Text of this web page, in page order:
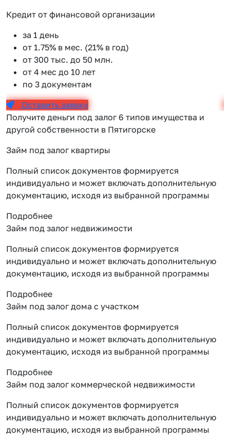
Кредит от финансовой организации
за 1 день
от 1.75% в мес. (21% в год)
от 300 тыс. до 50 млн.
от 4 мес до 10 лет
по 3 документам
Оставить заявку
Получите деньги под залог 6 типов имущества и
другой собственности в Пятигорске
Займ под залог квартиры
Полный список документов формируется
индивидуально и может включать дополнительную
документацию, исходя из выбранной программы
Подробнее
Займ под залог недвижимости
Полный список документов формируется
индивидуально и может включать дополнительную
документацию, исходя из выбранной программы
Подробнее
Займ под залог дома с участком
Полный список документов формируется
индивидуально и может включать дополнительную
документацию, исходя из выбранной программы
Подробнее
Займ под залог коммерческой недвижимости
Полный список документов формируется
индивидуально и может включать дополнительную
документацию, исходя из выбранной программы